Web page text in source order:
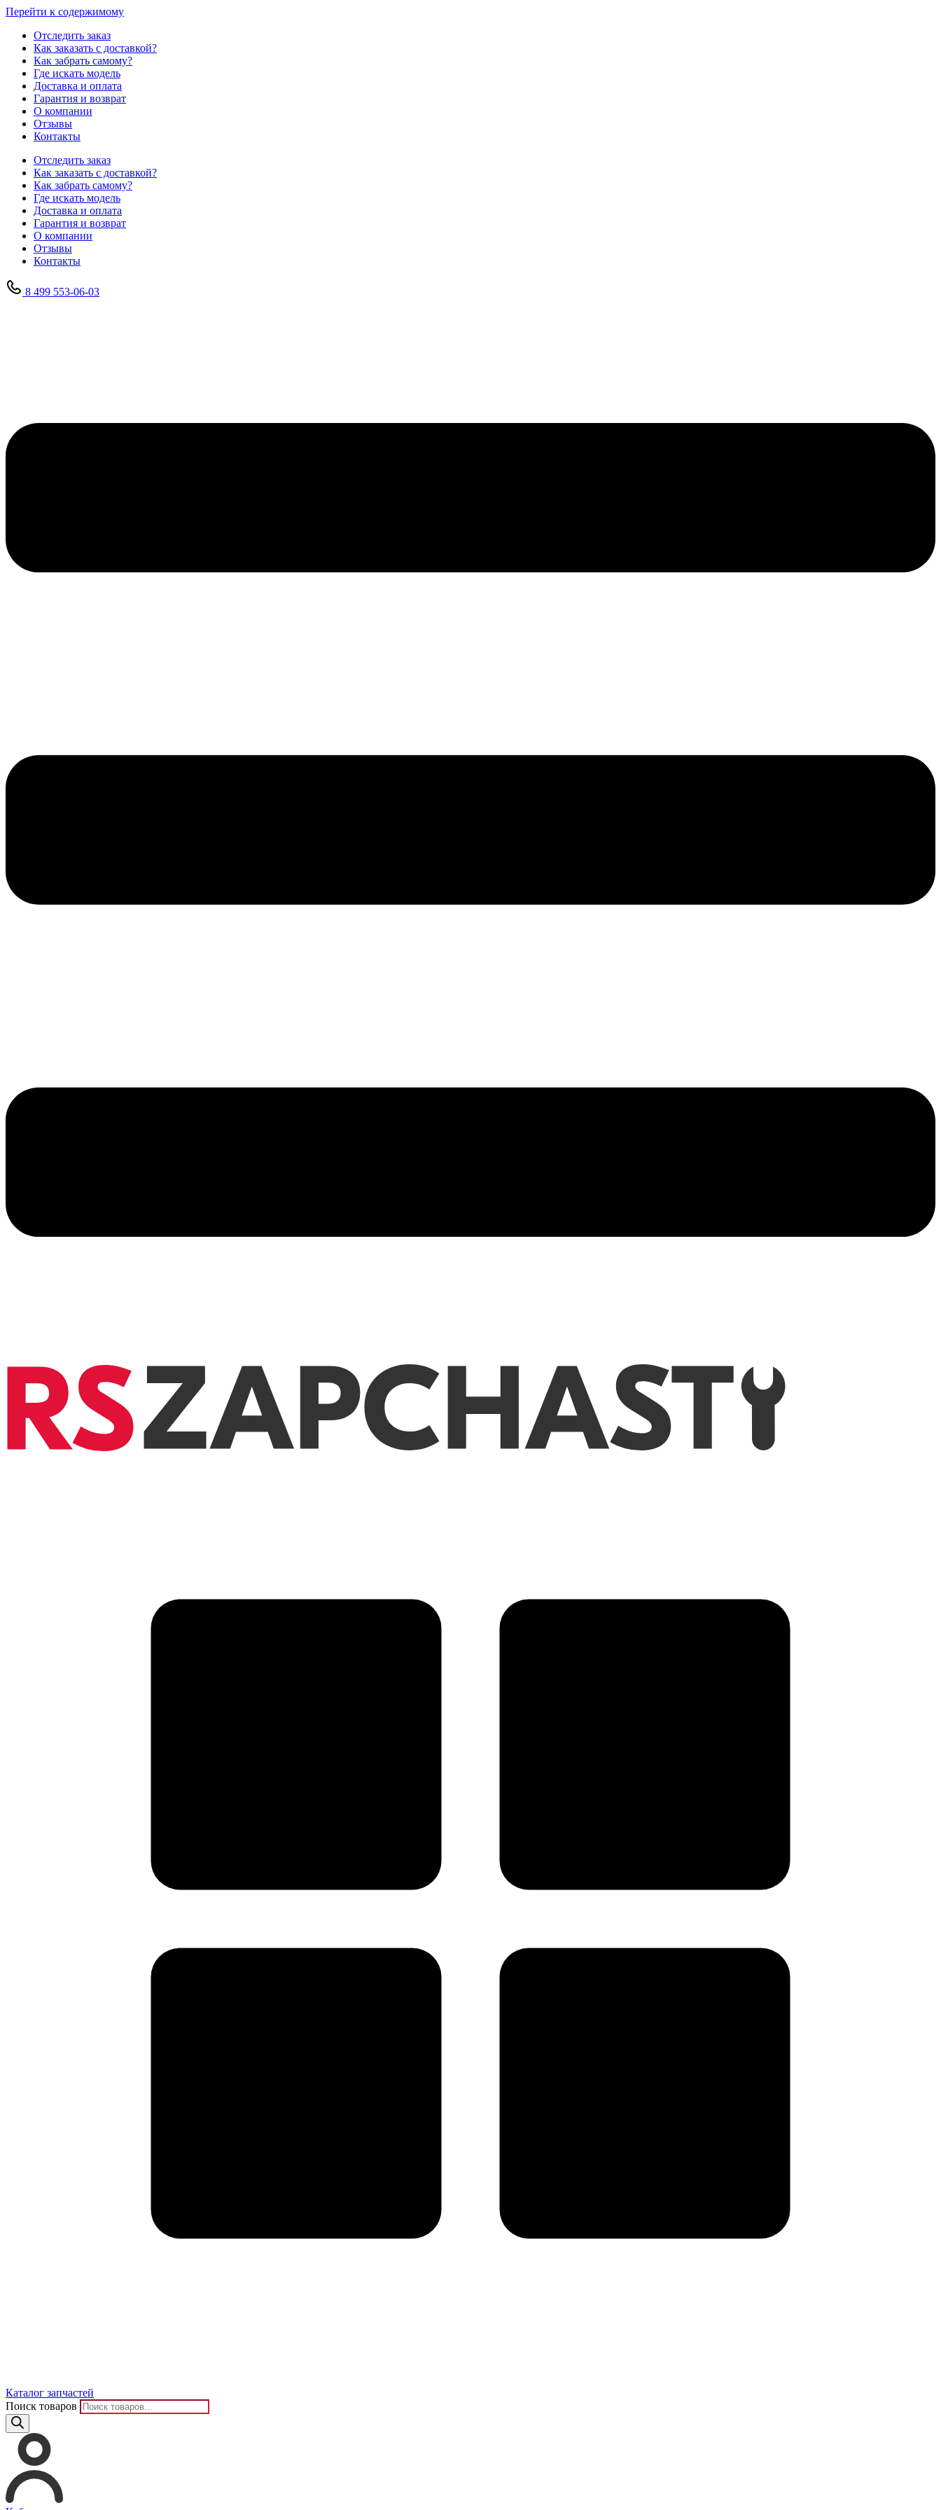
Перейти к содержимому
Отследить заказ
Как заказать с доставкой?
Как забрать самому?
Где искать модель
Доставка и оплата
Гарантия и возврат
О компании
Отзывы
Контакты
Отследить заказ
Как заказать с доставкой?
Как забрать самому?
Где искать модель
Доставка и оплата
Гарантия и возврат
О компании
Отзывы
Контакты
8 499 553-06-03
Каталог запчастей
Поиск товаров